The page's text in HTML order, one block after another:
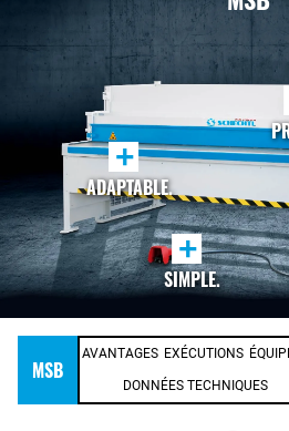
+
ADAPTABLE.
+
SIMPLE.
MSB
AVANTAGES EXÉCUTIONS
DONNÉES TECHNIQUES